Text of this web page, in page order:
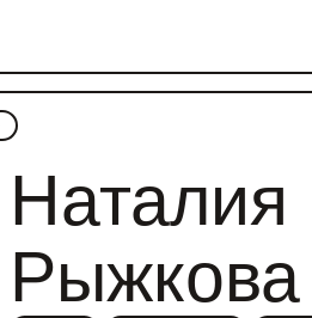
Наталия
Рыжкова